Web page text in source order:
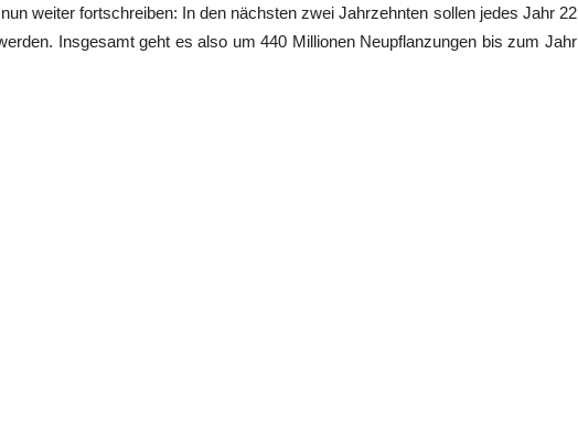
weiter fortschreiben: In den nächsten zwei Jahrzehnten sollen jedes Jahr 22
Insgesamt geht es also um 440 Millionen Neupflanzungen bis zum Jahr